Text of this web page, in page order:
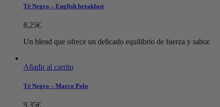
Té Negro – English breakfast
8,25€
Un blend que ofrece un delicado equilibrio de fuerza y sabor.
Añadir al carrito
Té Negro – Marco Polo
9,35€